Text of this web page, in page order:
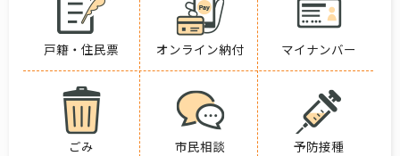
戸籍・住民票 オンライン納付 マイナンバー
ごみ 市民相談 予防接種